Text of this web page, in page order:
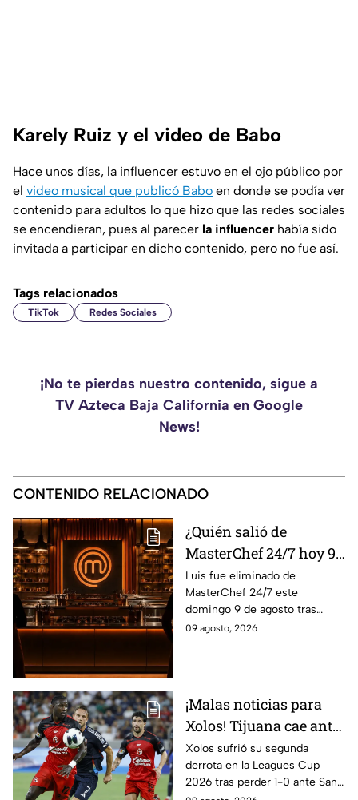
Karely Ruiz y el video de Babo
Hace unos días, la influencer estuvo en el ojo público por
el video musical que publicó Babo en donde se podía ver
contenido para adultos lo que hizo que las redes sociales
se encendieran, pues al parecer la influencer había sido
invitada a participar en dicho contenido, pero no fue así.
Tags relacionados
TikTok Redes Sociales
¡No te pierdas nuestro contenido, sigue a
TV Azteca Baja California en Google
News!
CONTENIDO RELACIONADO
¿Quién salió de
MasterChef 24/7 hoy 9
de agosto? Este
participante quedó
eliminado
Luis fue eliminado de
MasterChef 24/7 este
domingo 9 de agosto tras
enfrentarse a Ixdit y Michelle
09 agosto, 2026
¡Malas noticias para
Xolos! Tijuana cae ante
San Diego FC y
complica su camino en
la Leagues Cup 2026
Xolos sufrió su segunda
derrota en la Leagues Cup
2026 tras perder 1-0 ante San